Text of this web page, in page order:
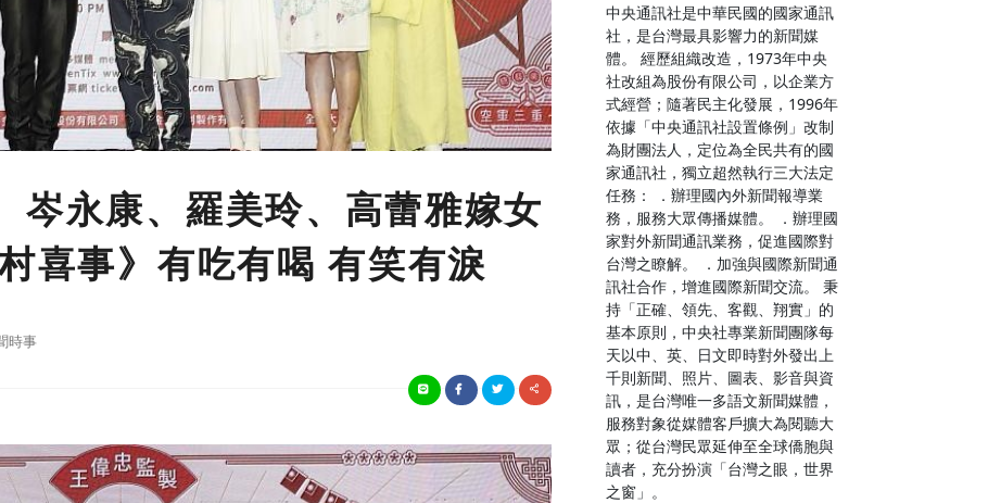
岑永康、羅美玲、高蕾雅嫁女
喜事》有吃有喝 有笑有淚
時事
中央通訊社是中華民國的國家通訊
社，是台灣最具影響力的新聞媒
體。 經歷組織改造，1973年中央
社改組為股份有限公司，以企業方
式經營；隨著民主化發展，1996年
依據「中央通訊社設置條例」改制
為財團法人，定位為全民共有的國
家通訊社，獨立超然執行三大法定
任務： ．辦理國內外新聞報導業
務，服務大眾傳播媒體。 ．辦理國
家對外新聞通訊業務，促進國際對
台灣之瞭解。 ．加強與國際新聞通
訊社合作，增進國際新聞交流。 秉
持「正確、領先、客觀、翔實」的
基本原則，中央社專業新聞團隊每
天以中、英、日文即時對外發出上
千則新聞、照片、圖表、影音與資
訊，是台灣唯一多語文新聞媒體，
服務對象從媒體客戶擴大為閱聽大
眾；從台灣民眾延伸至全球僑胞與
讀者，充分扮演「台灣之眼，世界
之窗」。